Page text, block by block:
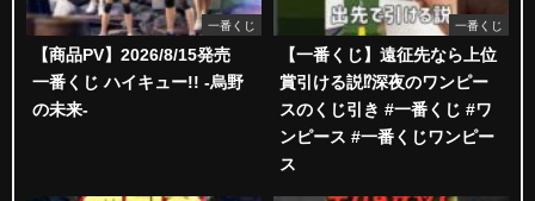
一番くじ
【商品PV】2026/8/15発売
一番くじ ハイキュー!! -烏野
の未来-
一番くじ
【一番くじ】遠征先なら上位
賞引ける説⁉︎深夜のワンピー
スのくじ引き #一番くじ #ワ
ンピース #一番くじワンピー
ス